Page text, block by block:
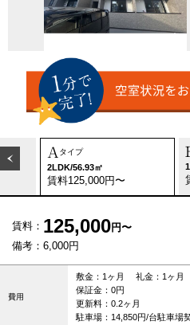
A タイプ
2LDK/56.93㎡
賃料125,000円〜
賃料： 125,000円〜
備考：6,000円
費用
敷金：1ヶ月 礼金：1ヶ月
保証金：0円
更新料：0.2ヶ月
駐車場：14,850円/台駐車場